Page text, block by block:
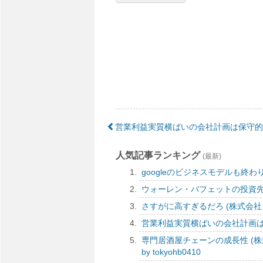
営業利益実質横ばいの会社計画は保守
人気記事ランキング (最新)
googleのビジネスモデルも終わ
ウォーレン・バフェットの投資
さすがに高すぎるだろ (株式会
営業利益実質横ばいの会社計画
専門居酒屋チェーンの成長性 (
by tokyohb0410